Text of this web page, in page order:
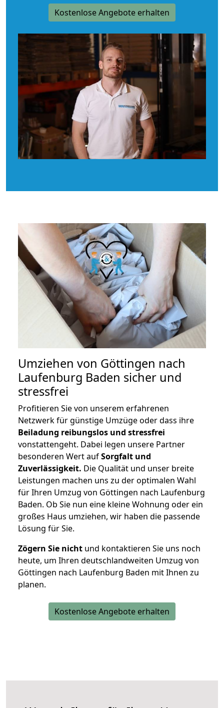
Kostenlose Angebote erhalten
Umziehen von Göttingen nach
Laufenburg Baden sicher und
stressfrei
Profitieren Sie von unserem erfahrenen
Netzwerk für günstige Umzüge oder dass ihre
Beiladung reibungslos und stressfrei
vonstattengeht. Dabei legen unsere Partner
besonderen Wert aufSorgfalt und
Zuverlässigkeit. Die Qualität und unser breite
Leistungen machen uns zu der optimalen Wahl
für Ihren Umzug von Göttingen nach Laufenburg
Baden. Ob Sie nun eine kleine Wohnung oder ein
großes Haus umziehen, wir haben die passende
Lösung für Sie.
Zögern Sie nicht und kontaktieren Sie uns noch
heute, um Ihren deutschlandweiten Umzug von
Göttingen nach Laufenburg Baden mit Ihnen zu
planen.
Kostenlose Angebote erhalten